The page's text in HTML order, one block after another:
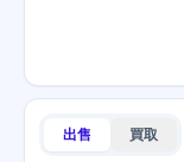
出售 買取